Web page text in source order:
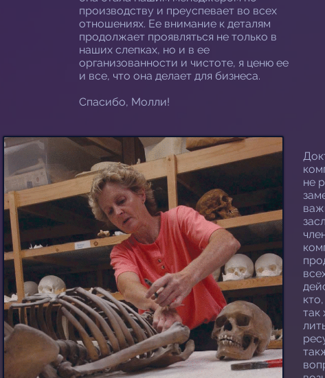
производству и преуспевает во всех
отношениях. Ее внимание к деталям
продолжает проявляться не только в
наших слепках, но и в ее
организованности и чистоте, я ценю ее
и все, что она делает для бизнеса.
Спасибо, Молли!
не
так